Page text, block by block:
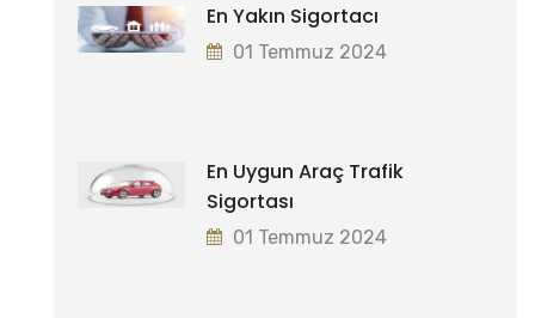
En Yakın Sigortacı
01 Temmuz 2024
En Uygun Araç Trafik
Sigortası
01 Temmuz 2024